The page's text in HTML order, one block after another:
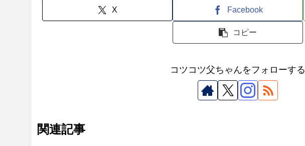
X Facebook
コピー
コツコツ父ちゃんをフォローする
関連記事